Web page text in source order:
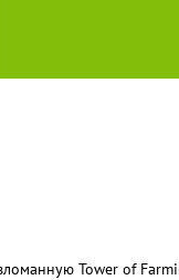
Tower of